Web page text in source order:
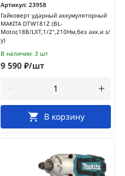
Артикул: 23958
Гайковерт ударный аккумуляторный
MAKITA DTW181Z (BL-
Motor,18В/LXT,1/2",210Нм,без акк.и з/
у)
В наличии: 3 шт
9 590 ₽/шт
В корзину